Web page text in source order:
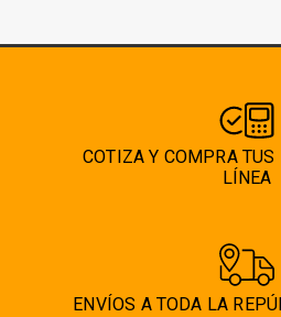
COTIZA Y COMPRA TUS
LÍNEA
ENVÍOS A TODA LA